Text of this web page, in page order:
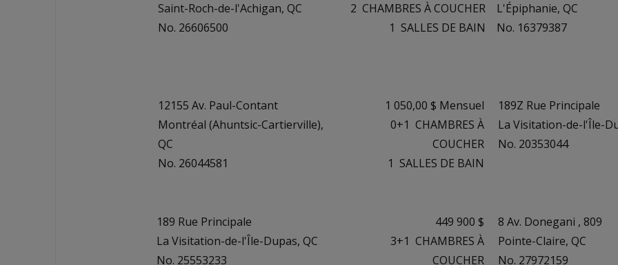
Saint-Roch-de-l'Achigan, QC
No. 26606500
2 CHAMBRES À COUCHER
1 SALLES DE BAIN
L'Épiphanie, QC
No. 16379387
12155 Av. Paul-Contant
Montréal (Ahuntsic-Cartierville),
QC
No. 26044581
1 050,00 $ Mensuel
0+1 CHAMBRES À
COUCHER
1 SALLES DE BAIN
189Z Rue Principale
La Visitation-de-l'Île-
No. 20353044
189 Rue Principale
La Visitation-de-l'Île-Dupas, QC
No. 25553233
449 900 $
3+1 CHAMBRES À
COUCHER
8 Av. Donegani , 809
Pointe-Claire, QC
No. 27972159